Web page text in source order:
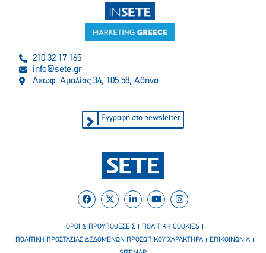
210 32 17 165
info@sete.gr
Λεωφ. Αμαλίας 34, 105 58, Αθήνα
Εγγραφή στο newsletter
ΟΡΟΙ & ΠΡΟΫΠΟΘΕΣΕΙΣ
ΠΟΛΙΤΙΚΗ COOKIES
ΠΟΛΙΤΙΚΗ ΠΡΟΣΤΑΣΙΑΣ ΔΕΔΟΜΕΝΩΝ ΠΡΟΣΩΠΙΚΟΥ ΧΑΡΑΚΤΗΡΑ
ΕΠΙΚΟΙΝΩΝΙΑ